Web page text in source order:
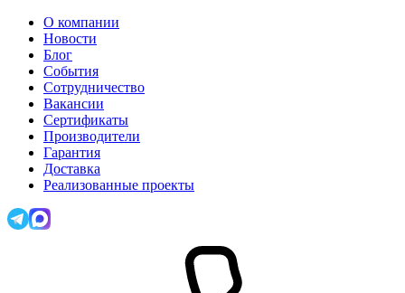
О компании
Новости
Блог
События
Сотрудничество
Вакансии
Сертификаты
Производители
Гарантия
Доставка
Реализованные проекты